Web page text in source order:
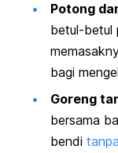
Potong
betul-betul
bagi
Goreng
bersama
bendi